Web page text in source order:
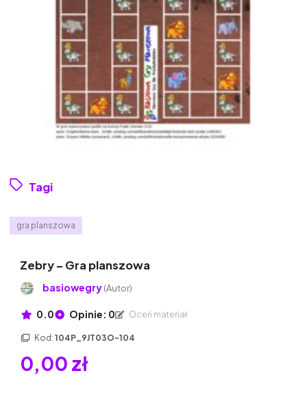
Tagi
gra planszowa
Zebry – Gra planszowa
basiowegry(Autor)
0.0 Opinie: 0 Oceń materiał
Kod: 104P_9JT03O-104
0,00 zł